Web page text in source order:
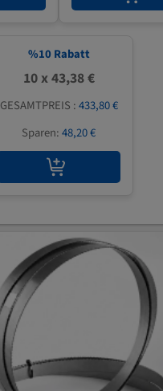
%10 Rabatt
10 x 43,38 €
GESAMTPREIS :433,80 €
Sparen:48,20 €